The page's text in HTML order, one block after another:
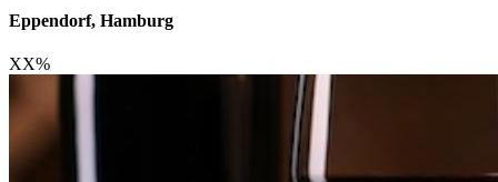
Eppendorf, Hamburg
XX%